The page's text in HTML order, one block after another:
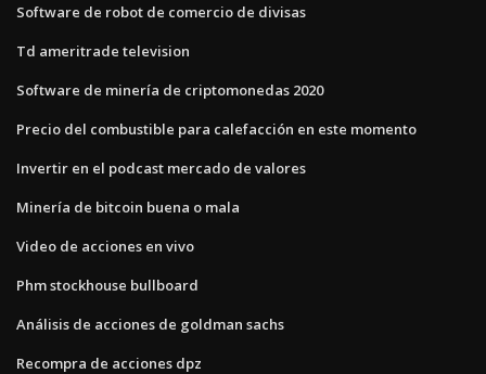
Software de robot de comercio de divisas
Td ameritrade television
Software de minería de criptomonedas 2020
Precio del combustible para calefacción en este momento
Invertir en el podcast mercado de valores
Minería de bitcoin buena o mala
Video de acciones en vivo
Phm stockhouse bullboard
Análisis de acciones de goldman sachs
Recompra de acciones dpz